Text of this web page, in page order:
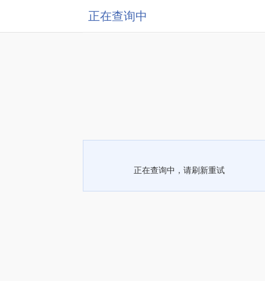
正在查询中
正在查询中，请刷新重试